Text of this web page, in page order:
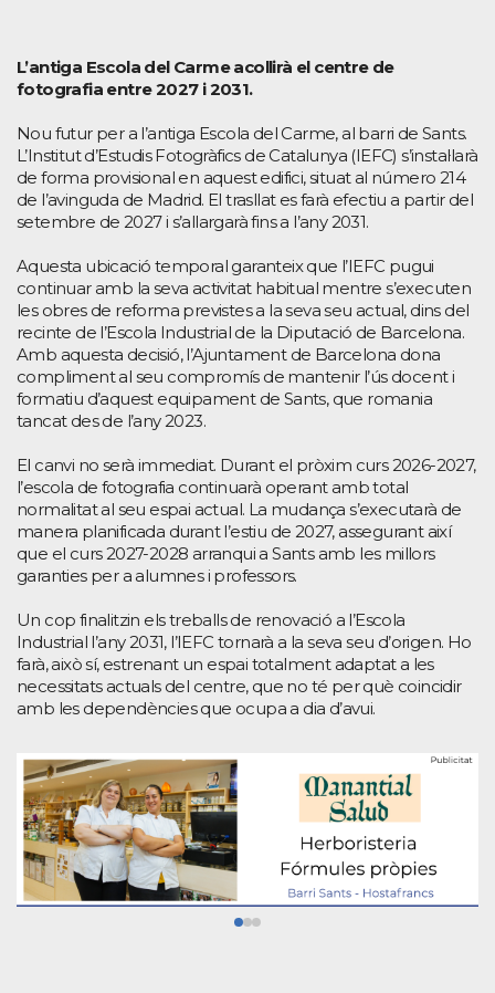
L’antiga Escola del Carme acollirà el centre de
fotografia entre 2027 i 2031.
Nou futur per a l’antiga Escola del Carme, al barri de Sants.
L’Institut d’Estudis Fotogràfics de Catalunya (IEFC) s’instal·larà
de forma provisional en aquest edifici, situat al número 214
de l’avinguda de Madrid. El trasllat es farà efectiu a partir del
setembre de 2027 i s’allargarà fins a l’any 2031.
Aquesta ubicació temporal garanteix que l’IEFC pugui
continuar amb la seva activitat habitual mentre s’executen
les obres de reforma previstes a la seva seu actual, dins del
recinte de l’Escola Industrial de la Diputació de Barcelona.
Amb aquesta decisió, l’Ajuntament de Barcelona dona
compliment al seu compromís de mantenir l’ús docent i
formatiu d’aquest equipament de Sants, que romania
tancat des de l’any 2023.
El canvi no serà immediat. Durant el pròxim curs 2026-2027,
l’escola de fotografia continuarà operant amb total
normalitat al seu espai actual. La mudança s’executarà de
manera planificada durant l’estiu de 2027, assegurant així
que el curs 2027-2028 arranqui a Sants amb les millors
garanties per a alumnes i professors.
Un cop finalitzin els treballs de renovació a l’Escola
Industrial l’any 2031, l’IEFC tornarà a la seva seu d’origen. Ho
farà, això sí, estrenant un espai totalment adaptat a les
necessitats actuals del centre, que no té per què coincidir
amb les dependències que ocupa a dia d’avui.